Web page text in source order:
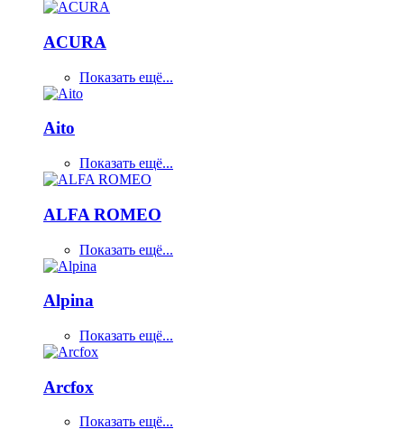
ACURA
Показать ещё...
Aito
Показать ещё...
ALFA ROMEO
Показать ещё...
Alpina
Показать ещё...
Arcfox
Показать ещё...